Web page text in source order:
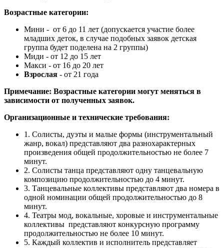
Возрастные категории:
Мини - от 6 до 11 лет (допускается участие более
младших деток, в случае подобных заявок детская
группа будет поделена на 2 группы)
Миди - от 12 до 15 лет
Макси - от 16 до 20 лет
Взрослая - от 21 года
Примечание: Возрастные категории могут меняться в
зависимости от полученных заявок.
Организационные и технические требования:
1. Солисты, дуэты и малые формы (инструментальный
жанр, вокал) представляют два разнохарактерных
произведения общей продолжительностью не более 7
минут.
2. Солисты танца представляют одну танцевальную
композицию продолжительностью до 4 минут.
3. Танцевальные коллективы представляют два номера в
одной номинации общей продолжительностью до 8
минут.
4. Театры мод, вокальные, хоровые и инструментальные
коллективы представляют конкурсную программу
продолжительностью не более 10 минут.
5. Каждый коллектив и исполнитель представляет